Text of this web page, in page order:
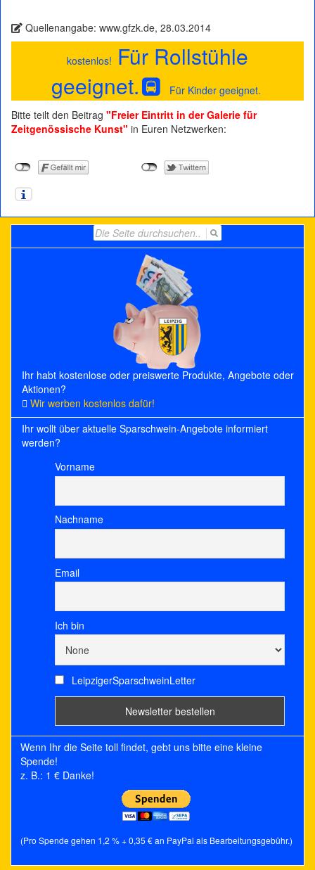
Quellenangabe: www.gfzk.de, 28.03.2014
kostenlos! Für Rollstühle
geeignet.
Für Kinder geeignet.
Bitte teilt den Beitrag "Freier Eintritt in der Galerie für
Zeitgenössische Kunst" in Euren Netzwerken:
for:
Ihr habt kostenlose oder preiswerte Produkte, Angebote oder
Aktionen?
Wir werben kostenlos dafür!
Ihr wollt über aktuelle Sparschwein-Angebote informiert
werden?
Vorname
Nachname
Email
Ich bin
LeipzigerSparschweinLetter
Wenn Ihr die Seite toll findet, gebt uns bitte eine kleine
Spende!
z. B.: 1 € Danke!
(Pro Spende gehen 1,2 % + 0,35 € an PayPal als Bearbeitungsgebühr.)